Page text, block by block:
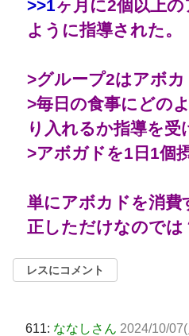
>>1ヶ月に2個以上
ように指導された。
>グループ2はアボカ
>毎日の食事にどの
り入れるか指導を受
>アボガドを1日1個
単にアボカドを消費
正しただけなのでは
レスにコメント
611: ななしさん 2024/10/